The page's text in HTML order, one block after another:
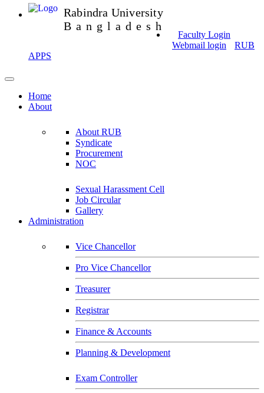
Rabindra University
Bangladesh
Faculty Login
Webmail login
RUB
APPS
Home
About
About RUB
Syndicate
Procurement
NOC
Sexual Harassment Cell
Job Circular
Gallery
Administration
Vice Chancellor
Pro Vice Chancellor
Treasurer
Registrar
Finance & Accounts
Planning & Development
Exam Controller